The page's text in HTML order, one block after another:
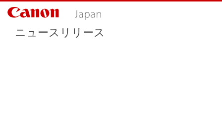
ニュースリリース